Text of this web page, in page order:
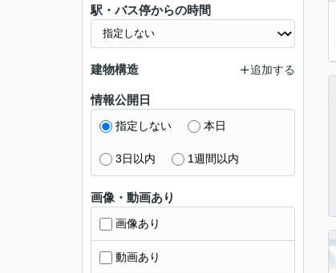
駅・バス停からの時間
建物構造 追加する
情報公開日
指定しない 本日
3日以内 1週間以内
画像・動画あり
画像あり
動画あり